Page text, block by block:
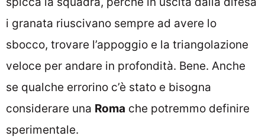
i granata riuscivano sempre ad avere lo
sbocco, trovare l’appoggio e la triangolazione
veloce per andare in profondità. Bene. Anche
se qualche errorino c’è stato e bisogna
considerare una Roma che potremmo definire
sperimentale.